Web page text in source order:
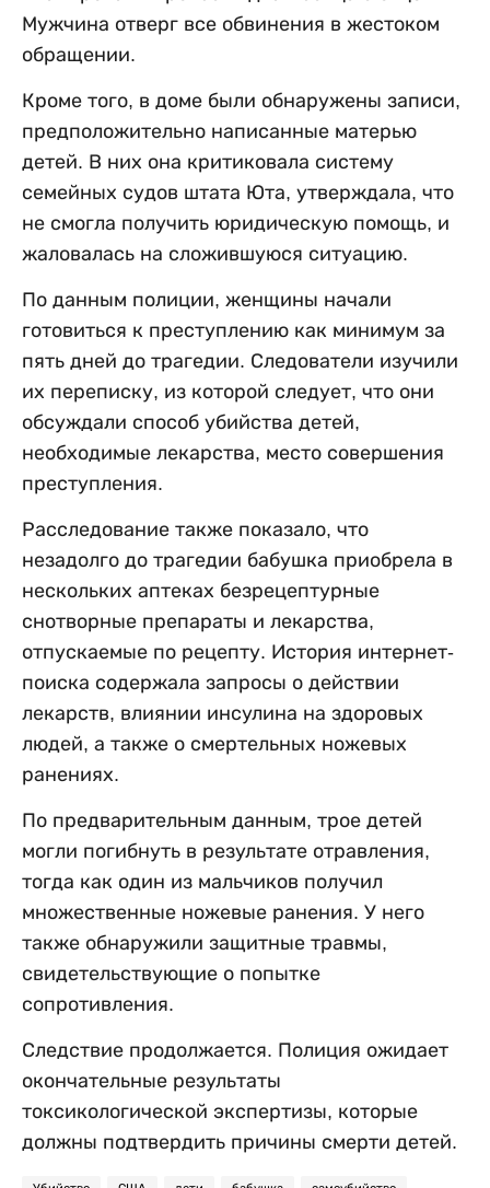
Мужчина отверг все обвинения в жестоком
обращении.
Кроме того, в доме были обнаружены записи,
предположительно написанные матерью
детей. В них она критиковала систему
семейных судов штата Юта, утверждала, что
не смогла получить юридическую помощь, и
жаловалась на сложившуюся ситуацию.
По данным полиции, женщины начали
готовиться к преступлению как минимум за
пять дней до трагедии. Следователи изучили
их переписку, из которой следует, что они
обсуждали способ убийства детей,
необходимые лекарства, место совершения
преступления.
Расследование также показало, что
незадолго до трагедии бабушка приобрела в
нескольких аптеках безрецептурные
снотворные препараты и лекарства,
отпускаемые по рецепту. История интернет-
поиска содержала запросы о действии
лекарств, влиянии инсулина на здоровых
людей, а также о смертельных ножевых
ранениях.
По предварительным данным, трое детей
могли погибнуть в результате отравления,
тогда как один из мальчиков получил
множественные ножевые ранения. У него
также обнаружили защитные травмы,
свидетельствующие о попытке
сопротивления.
Следствие продолжается. Полиция ожидает
окончательные результаты
токсикологической экспертизы, которые
должны подтвердить причины смерти детей.